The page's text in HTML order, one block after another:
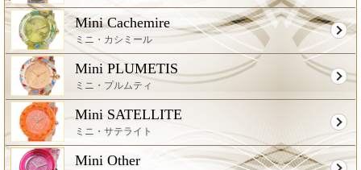
Mini Cachemire
ミニ・カシミール
Mini PLUMETIS
ミニ・プルムティ
Mini SATELLITE
ミニ・サテライト
Mini Other